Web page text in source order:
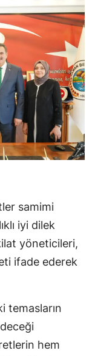
samimi
iyi dilek
yöneticileri,
ifade ederek
temasların
hem